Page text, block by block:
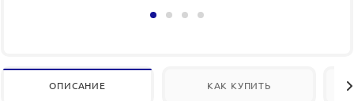
ОПИСАНИЕ КАК КУПИТЬ